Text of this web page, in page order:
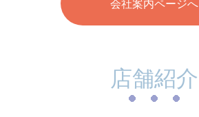
店舗紹介